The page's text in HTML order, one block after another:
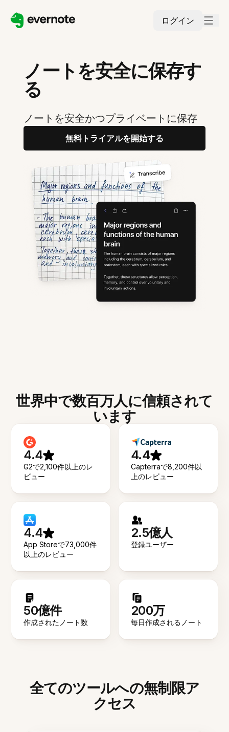
ログイン
ノートを安全に保存す
る
ノートを安全かつプライベートに保存
無料トライアルを開始する
世界中で数百万人に信頼されて
います
4.4
G2で2,100件以上のレ
ビュー
4.4
Capterraで8,200件以
上のレビュー
4.4
App Storeで73,000件
以上のレビュー
2.5億人
登録ユーザー
50億件
作成されたノート数
200万
毎日作成されるノート
全てのツールへの無制限ア
クセス